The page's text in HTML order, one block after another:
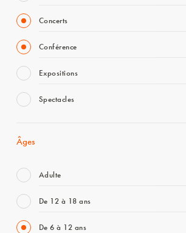
Concerts
Conférence
Expositions
Spectacles
Âges
Adulte
De 12 à 18 ans
De 6 à 12 ans